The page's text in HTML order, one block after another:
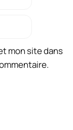
mon site dans